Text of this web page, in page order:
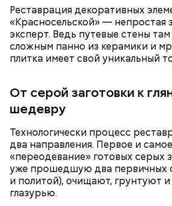
Реставрация декоративных
«Красносельской» — непростая
эксперт. Ведь путевые стены
сложным панно из керамики и
плитка имеет свой уникальный
От серой заготовки к
шедевру
Технологически процесс
два направления. Первое и
«переодевание» готовых серых
уже прошедшую два первичных
и политой), очищают, грунтуют
глазурью.
Ближе к делу